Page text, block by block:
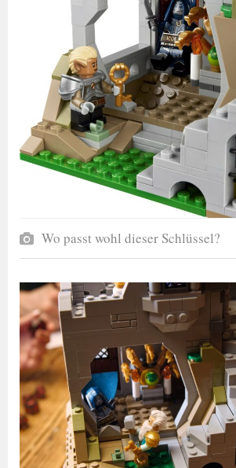
Wo passt wohl dieser Schlüssel?